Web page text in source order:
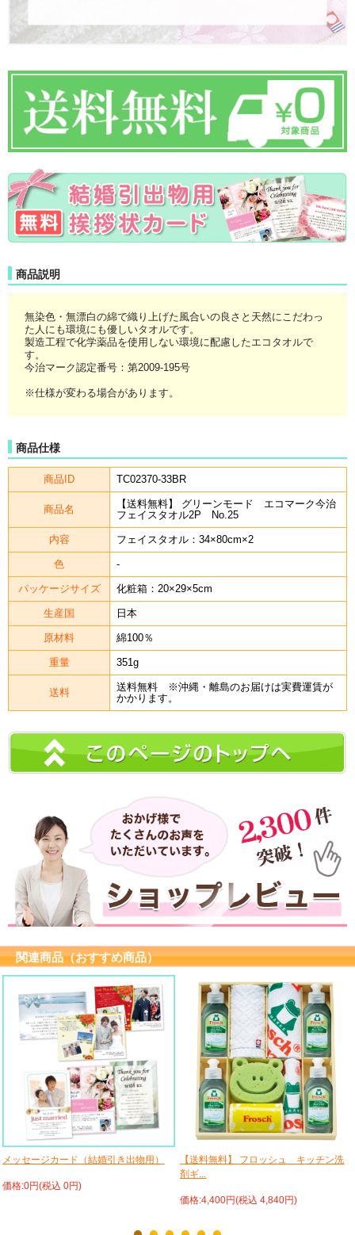
商品説明
無染色・無漂白の綿で織り上げた風合いの良さと天然にこだわっ
た人にも環境にも優しいタオルです。
製造工程で化学薬品を使用しない環境に配慮したエコタオルで
す。
今治マーク認定番号：第2009-195号
※仕様が変わる場合があります。
商品仕様
商品ID TC02370-33BR
商品名
【送料無料】 グリーンモード エコマーク今治
フェイスタオル2P No.25
内容 フェイスタオル：34×80cm×2
色 -
パッケージサイズ 化粧箱：20×29×5cm
生産国 日本
原材料 綿100％
重量 351g
送料
送料無料 ※沖縄・離島のお届けは実費運賃が
かかります。
関連商品（おすすめ商品）
メッセージカード（結婚引き出物用）
価格:0円(税込 0円)
【送料無料】 フロッシュ キッチン洗
剤ギ...
価格:4,400円(税込 4,840円)